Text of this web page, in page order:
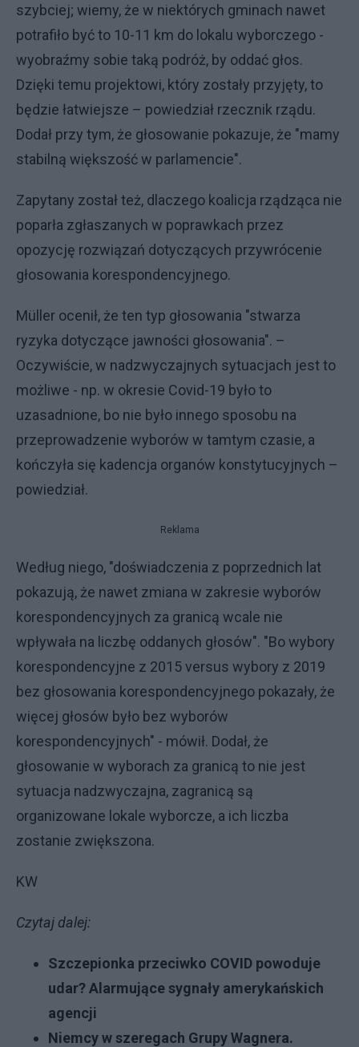
szybciej; wiemy, że w niektórych gminach nawet
potrafiło być to 10-11 km do lokalu wyborczego -
wyobraźmy sobie taką podróż, by oddać głos.
Dzięki temu projektowi, który zostały przyjęty, to
będzie łatwiejsze – powiedział rzecznik rządu.
Dodał przy tym, że głosowanie pokazuje, że "mamy
stabilną większość w parlamencie".
Zapytany został też, dlaczego koalicja rządząca nie
poparła zgłaszanych w poprawkach przez
opozycję rozwiązań dotyczących przywrócenie
głosowania korespondencyjnego.
Müller ocenił, że ten typ głosowania "stwarza
ryzyka dotyczące jawności głosowania". –
Oczywiście, w nadzwyczajnych sytuacjach jest to
możliwe - np. w okresie Covid-19 było to
uzasadnione, bo nie było innego sposobu na
przeprowadzenie wyborów w tamtym czasie, a
kończyła się kadencja organów konstytucyjnych –
powiedział.
Reklama
Według niego, "doświadczenia z poprzednich lat
pokazują, że nawet zmiana w zakresie wyborów
korespondencyjnych za granicą wcale nie
wpływała na liczbę oddanych głosów". "Bo wybory
korespondencyjne z 2015 versus wybory z 2019
bez głosowania korespondencyjnego pokazały, że
więcej głosów było bez wyborów
korespondencyjnych" - mówił. Dodał, że
głosowanie w wyborach za granicą to nie jest
sytuacja nadzwyczajna, zagranicą są
organizowane lokale wyborcze, a ich liczba
zostanie zwiększona.
KW
Czytaj dalej:
Szczepionka przeciwko COVID powoduje
udar? Alarmujące sygnały amerykańskich
agencji
Niemcy w szeregach Grupy Wagnera.